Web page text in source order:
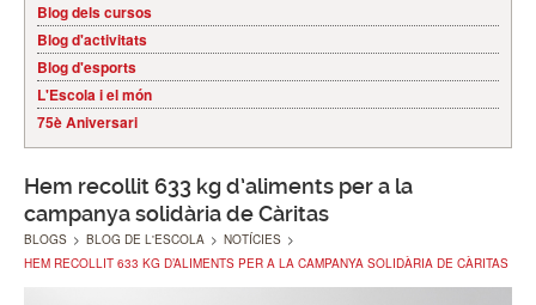
Blog dels cursos
Blog d'activitats
Blog d'esports
L'Escola i el món
75è Aniversari
Hem recollit 633 kg d’aliments per a la
campanya solidària de Càritas
BLOGS > BLOG DE L'ESCOLA > NOTÍCIES >
HEM RECOLLIT 633 KG D’ALIMENTS PER A LA CAMPANYA SOLIDÀRIA DE CÀRITAS